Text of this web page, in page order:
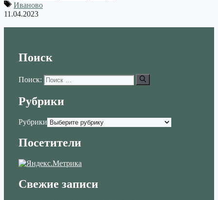
Иваново
11.04.2023
Поиск
Поиск:
Рубрики
Рубрики
Посетители
Свежие записи